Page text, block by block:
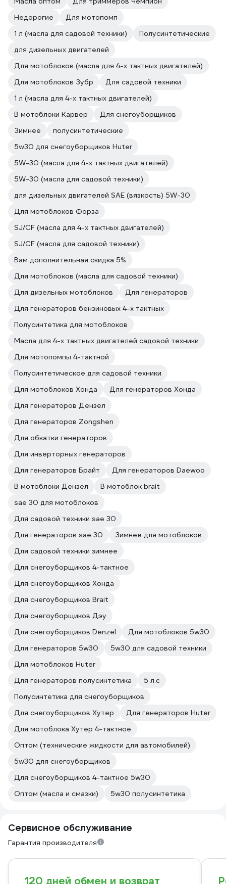
Недорогие
Для мотопомп
1 л (масла для садовой техники)
Полусинтетические
для дизельных двигателей
Для мотоблоков (масла для 4-х тактных двигателей)
Для мотоблоков Зубр
Для садовой техники
1 л (масла для 4-х тактных двигателей)
В мотоблоки Карвер
Для снегоуборщиков
Зимнее
полусинтетические
5w30 для снегоуборщиков Huter
5W-30 (масла для 4-х тактных двигателей)
5W-30 (масла для садовой техники)
для дизельных двигателей SAE (вязкость) 5W-30
Для мотоблоков Форза
SJ/CF (масла для 4-х тактных двигателей)
SJ/CF (масла для садовой техники)
Вам дополнительная скидка 5%
Для мотоблоков (масла для садовой техники)
Для дизельных мотоблоков
Для генераторов
Для генераторов бензиновых 4-х тактных
Полусинтетика для мотоблоков
Масла для 4-х тактных двигателей садовой техники
Для мотопомпы 4-тактной
Полусинтетическое для садовой техники
Для мотоблоков Хонда
Для генераторов Хонда
Для генераторов Дензел
Для генераторов Zongshen
Для обкатки генераторов
Для инверторных генераторов
Для генераторов Брайт
Для генераторов Daewoo
В мотоблоки Дензел
В мотоблок brait
sae 30 для мотоблоков
Для садовой техники sae 30
Для генераторов sae 30
Зимнее для мотоблоков
Для садовой техники зимнее
Для снегоуборщиков 4-тактное
Для снегоуборщиков Хонда
Для снегоуборщиков Brait
Для снегоуборщиков Дэу
Для снегоуборщиков Denzel
Для мотоблоков 5w30
Для генераторов 5w30
5w30 для садовой техники
Для мотоблоков Huter
Для генераторов полусинтетика
5 л.с
Полусинтетика для снегоуборщиков
Для снегоуборщиков Хутер
Для генераторов Huter
Для мотоблока Хутер 4-тактное
Оптом (технические жидкости для автомобилей)
5w30 для снегоуборщиков
Для снегоуборщиков 4-тактное 5w30
Оптом (масла и смазки)
5w30 полусинтетика
Сервисное обслуживание
Гарантия производителя
120 дней обмен и возврат